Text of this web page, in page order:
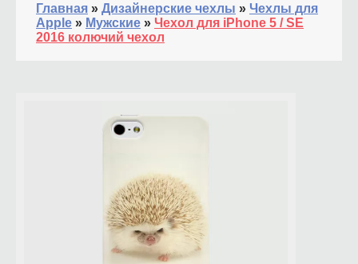
Главная » Дизайнерские чехлы » Чехлы для
Apple » Мужские » Чехол для iPhone 5 / SE
2016 колючий чехол